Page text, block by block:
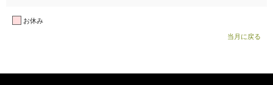
お休み
当月に戻る